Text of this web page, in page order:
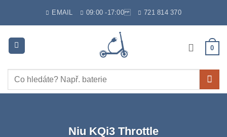
EMAIL 09:00 -17:00 721 814 370
0
Hledat:
Niu KQi3 Throttle